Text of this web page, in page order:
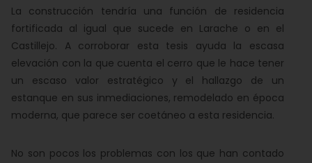
La construcción tendría una función de residencia
fortificada al igual que sucede en Larache o en el
Castillejo. A corroborar esta tesis ayuda la escasa
elevación con la que cuenta el cerro que le hace tener
un escaso valor estratégico y el hallazgo de un
estanque en sus inmediaciones, remodelado en época
moderna, que parece ser coetáneo a esta residencia.
No son pocos los problemas con los que han contado